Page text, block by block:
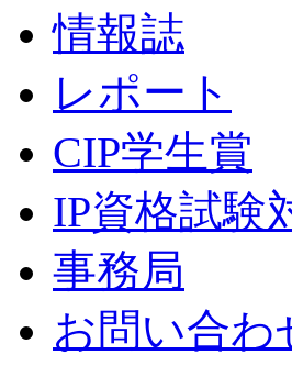
情報誌
レポート
CIP学生賞
IP資格試験
事務局
お問い合わ